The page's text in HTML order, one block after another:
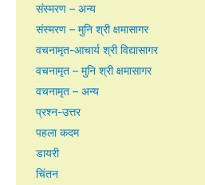
संस्मरण – अन्य
संस्मरण – मुनि श्री क्षमासागर
वचनामृत-आचार्य श्री विद्यासागर
वचनामृत – मुनि श्री क्षमासागर
वचनामृत – अन्य
प्रश्न-उत्तर
पहला कदम
डायरी
चिंतन